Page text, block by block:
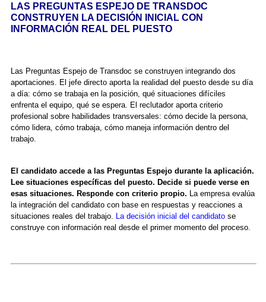
LAS PREGUNTAS ESPEJO DE TRANSDOC
CONSTRUYEN LA DECISIÓN INICIAL CON
INFORMACIÓN REAL DEL PUESTO
Las Preguntas Espejo de Transdoc se construyen integrando dos
aportaciones. El jefe directo aporta la realidad del puesto desde su día
a día: cómo se trabaja en la posición, qué situaciones difíciles
enfrenta el equipo, qué se espera. El reclutador aporta criterio
profesional sobre habilidades transversales: cómo decide la persona,
cómo lidera, cómo trabaja, cómo maneja información dentro del
trabajo.
El candidato accede a las Preguntas Espejo durante la aplicación.
Lee situaciones específicas del puesto. Decide si puede verse en
esas situaciones. Responde con criterio propio. La empresa evalúa
la integración del candidato con base en respuestas y reacciones a
situaciones reales del trabajo. La decisión inicial del candidatose
construye con información real desde el primer momento del proceso.